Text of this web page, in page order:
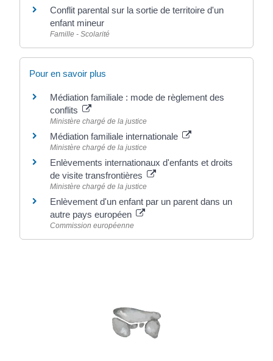
Conflit parental sur la sortie de territoire d'un
enfant mineur
Famille - Scolarité
Pour en savoir plus
Médiation familiale : mode de règlement des
conflits
Ministère chargé de la justice
Médiation familiale internationale
Ministère chargé de la justice
Enlèvements internationaux d'enfants et droits
de visite transfrontières
Ministère chargé de la justice
Enlèvement d'un enfant par un parent dans un
autre pays européen
Commission européenne